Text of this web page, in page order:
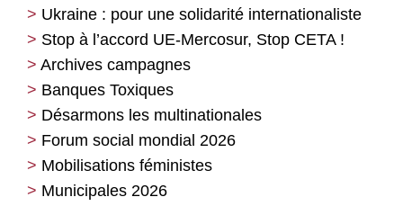
Ukraine : pour une solidarité internationaliste
Stop à l’accord UE-Mercosur, Stop CETA !
Archives campagnes
Banques Toxiques
Désarmons les multinationales
Forum social mondial 2026
Mobilisations féministes
Municipales 2026